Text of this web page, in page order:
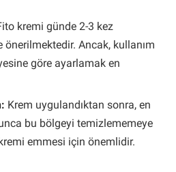
kremi günde 2-3 kez
Ancak, kullanım
göre ayarlamak en
Krem uygulandıktan sonra, en
bu bölgeyi temizlememeye
emmesi için önemlidir.